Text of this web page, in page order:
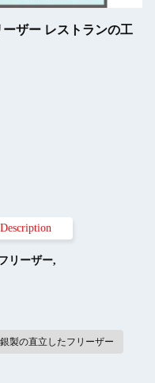
ザー レストランの工
Description
リーザー,
銀製の直立したフリーザー